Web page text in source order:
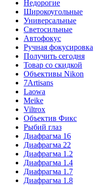
Недорогие
Широкоугольные
Универсальные
Светосильные
Автофокус
Ручная фокусировка
Получить сегодня
Товар со скидкой
Объективы Nikon
7Artisans
Laowa
Meike
Viltrox
Объектив Фикс
Рыбий глаз
Диафрагма 16
Диафрагма 22
Диафрагма 1.2
Диафрагма 1.4
Диафрагма 1.7
Диафрагма 1.8